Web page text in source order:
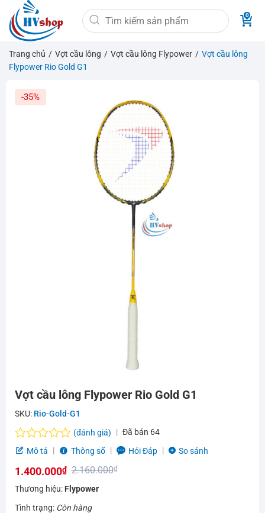
qua
nội
dung
Tìm
kiếm:
Trang chủ / Vợt cầu lông / Vợt cầu lông Flypower / Vợt cầu lông
Flypower Rio Gold G1
-35%
Vợt cầu lông Flypower Rio Gold G1
SKU: Rio-Gold-G1
Được
hạng
0.0
5
sao
(đánh giá) Đã bán 64
Mô tả
Thông số Hỏi Đáp So sánh
2.160.000₫
Giá
1.400.000₫
Giá
Thương hiệu: Flypower
Tình trạng: Còn hàng